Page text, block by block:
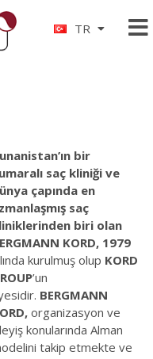
TR
bir
saç kliniği ve
çapında en
saç
biri olan
KORD, 1979
kurulmuş olup KORD
’un
BERGMANN
organizasyon ve
konularında Alman
takip etmekte ve